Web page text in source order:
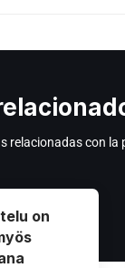
relacionadas con la
on